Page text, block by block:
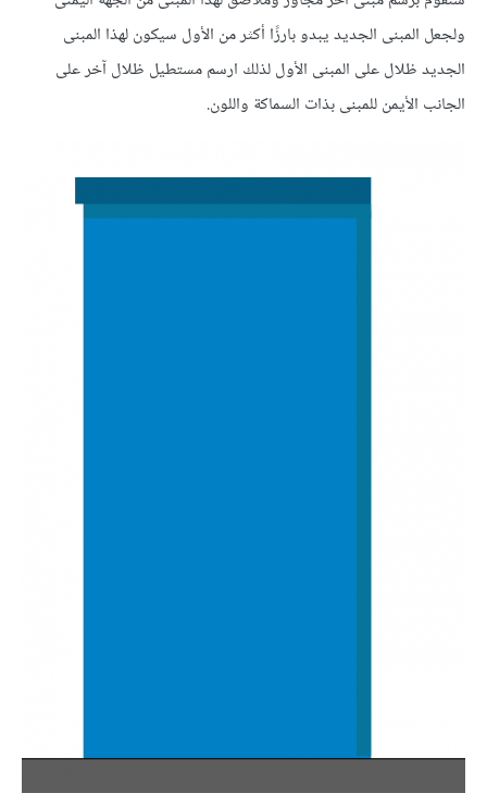
ولجعل المبنى الجديد يبدو بارزًا أكثر من الأول سيكون لهذا المبنى
الجديد ظلال على المبنى الأول لذلك ارسم مستطيل ظلال آخر على
الجانب الأيمن للمبنى بذات السماكة واللون.